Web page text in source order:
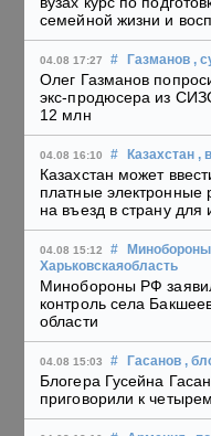
семейной жизни и
04.08 17:27 # Газманов ,
Олег Газманов
экс-продюсера из
12 млн
04.08 16:10 # Казахстан ,
Казахстан может
платные электронные
на въезд в страну для
04.08 15:12 # Минобороны
Харьковскаяобласть
Минобороны РФ
контроль села
области
04.08 15:03 # Гасанов ,
Блогера Гусейна
приговорили к